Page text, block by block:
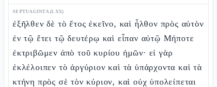
SEPTUAGINTA (LXX)
ἐξῆλθεν δὲ τὸ ἔτος ἐκεῖνο, καὶ ἦλθον πρὸς αὐτὸν
ἐν τῷ ἔτει τῷ δευτέρῳ καὶ εἶπαν αὐτῷ Μήποτε
ἐκτριβῶμεν ἀπὸ τοῦ κυρίου ἡμῶν· εἰ γὰρ
ἐκλέλοιπεν τὸ ἀργύριον καὶ τὰ ὑπάρχοντα καὶ τὰ
κτήνη πρὸς σὲ τὸν κύριον, καὶ οὐχ ὑπολείπεται